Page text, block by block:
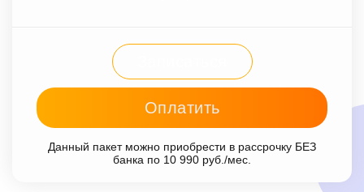
Оплатить
Данный пакет можно приобрести в рассрочку БЕЗ
банка по 10 990 руб./мес.